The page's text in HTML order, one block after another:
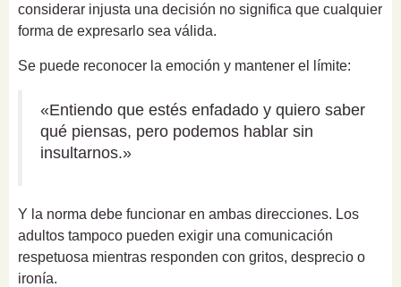
considerar injusta una decisión no significa que cualquier
forma de expresarlo sea válida.
Se puede reconocer la emoción y mantener el límite:
«Entiendo que estés enfadado y quiero saber
qué piensas, pero podemos hablar sin
insultarnos.»
Y la norma debe funcionar en ambas direcciones. Los
adultos tampoco pueden exigir una comunicación
respetuosa mientras responden con gritos, desprecio o
ironía.